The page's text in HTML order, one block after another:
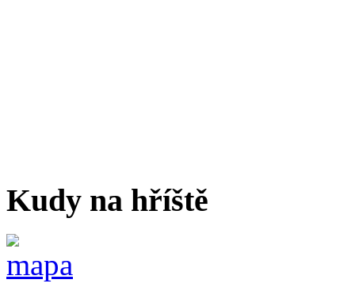
Kudy na hříště